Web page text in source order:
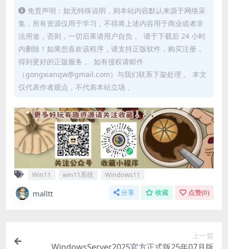
免责声明：如无特殊说明，则本站内容默认来源于网络采
集，所有资源仅用于学习，不得将上述内容用于商业或者非
法用途，否则，一切后果请用户自负 。 请于下载后 24 小时
内删除！如果您喜欢该程序，请支持正版软件，购买注册，
得到更好的正版服务 。 如有侵权请邮件
（gongxianqw@gmail.com）与我们联系下架处理 。 本文
仅代表作者观点，不代表本站立场 。
Win11 win11系统 Windows11
malltt 分享 收藏 点赞(0)
上一篇